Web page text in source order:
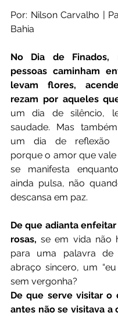
Por: Nilson Carvalho |
Bahia
No Dia de Finados,
pessoas caminham
levam flores,
rezam por aqueles
um dia de silêncio,
saudade. Mas
um dia de reflexão
porque o amor que
se manifesta
ainda pulsa, não
descansa em paz.
De que adianta
rosas, se em vida não
para uma palavra de
abraço sincero, um
sem vergonha?
De que serve visitar o
antes não se visitava a